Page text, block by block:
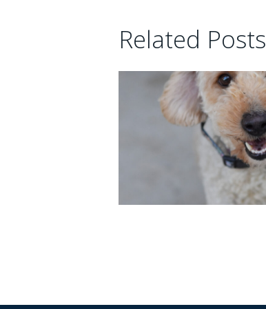
Related Posts